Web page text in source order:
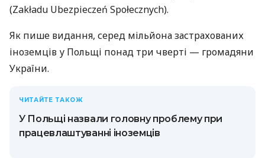
(Zakładu Ubezpieczeń Społecznych).
Як пише видання, серед мільйона застрахованих
іноземців у Польщі понад три чверті — громадяни
України.
ЧИТАЙТЕ ТАКОЖ
У Польщі назвали головну проблему при
працевлаштуванні іноземців